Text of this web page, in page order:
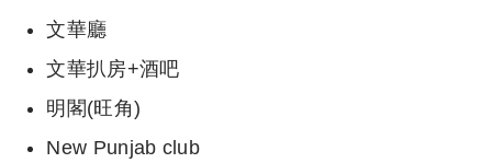
文華廳
文華扒房+酒吧
明閣(旺角)
New Punjab club